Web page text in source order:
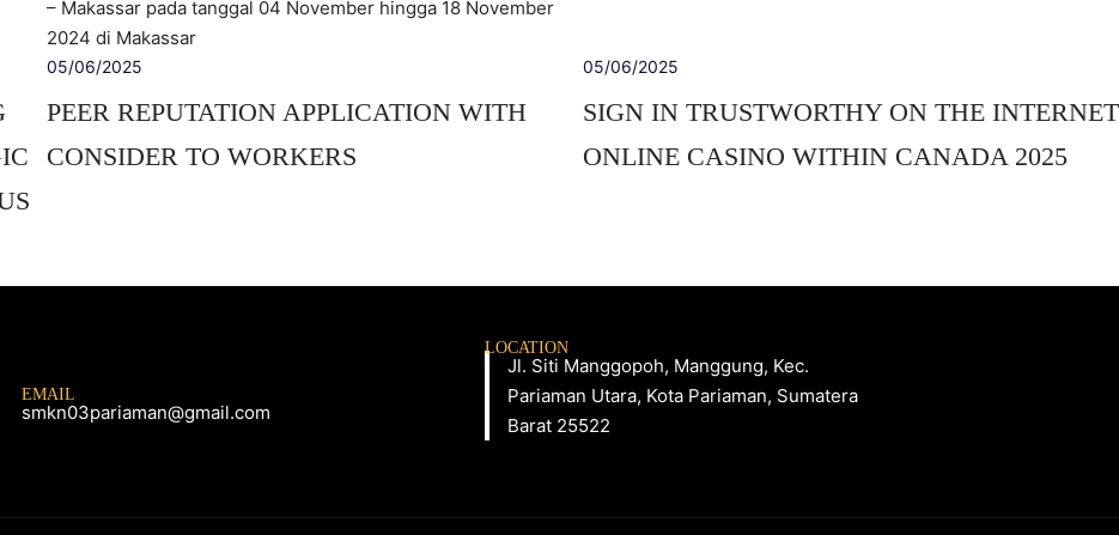
– Makassar pada tanggal 04 November hingga 18 November
2024 di Makassar
05/06/2025
PEER REPUTATION APPLICATION WITH
CONSIDER TO WORKERS
05/06/2025
SIGN IN TRUSTWORTHY ON THE INTERNET
ONLINE CASINO WITHIN CANADA 2025
EMAIL
smkn03pariaman@gmail.com
LOCATION
Jl. Siti Manggopoh, Manggung, Kec.
Pariaman Utara, Kota Pariaman, Sumatera
Barat 25522